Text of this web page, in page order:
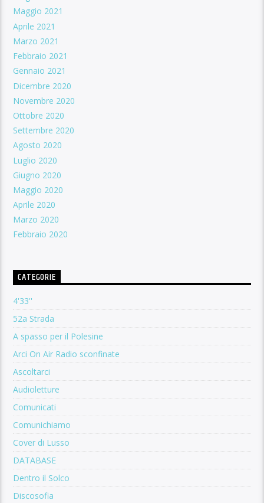
Maggio 2021
Aprile 2021
Marzo 2021
Febbraio 2021
Gennaio 2021
Dicembre 2020
Novembre 2020
Ottobre 2020
Settembre 2020
Agosto 2020
Luglio 2020
Giugno 2020
Maggio 2020
Aprile 2020
Marzo 2020
Febbraio 2020
CATEGORIE
4'33''
52a Strada
A spasso per il Polesine
Arci On Air Radio sconfinate
Ascoltarci
Audioletture
Comunicati
Comunichiamo
Cover di Lusso
DATABASE
Dentro il Solco
Discosofia